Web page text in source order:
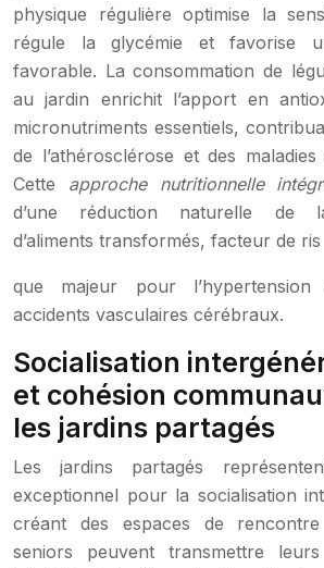
physique régulière optimise la
régule la glycémie et favorise
favorable. La consommation de
au jardin enrichit l’apport en
micronutriments essentiels,
de l’athérosclérose et des maladies
Cette approche nutritionnelle
d’une réduction naturelle de
d’aliments transformés, facteur de ris
que majeur pour
accidents vasculaires cérébraux.
Socialisation
et cohésion
les jardins partagés
Les jardins partagés
exceptionnel pour la socialisation
créant des espaces de
seniors peuvent transmettre